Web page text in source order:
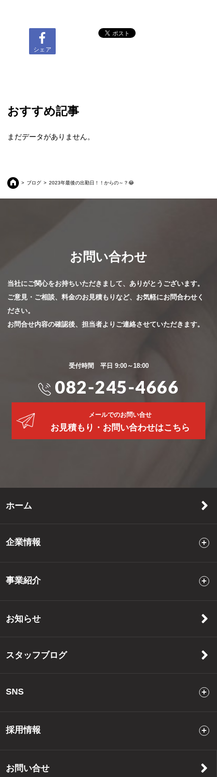
シェア
おすすめ記事
まだデータがありません。
ブログ 2023年最後の出勤日！！からの～？😂
お問い合わせ
当社にご関心をお持ちいただきまして、ありがとうございます。
ご意見・ご相談、料金のお見積もりなど、お気軽にお問合わせく
ださい。
お問合せ内容の確認後、担当者よりご連絡させていただきます。
受付時間 平日 9:00～18:00
082-245-4666
メールでのお問い合せ
お見積もり・お問い合わせはこちら
ホーム
企業情報
事業紹介
お知らせ
スタッフブログ
SNS
採用情報
お問い合せ